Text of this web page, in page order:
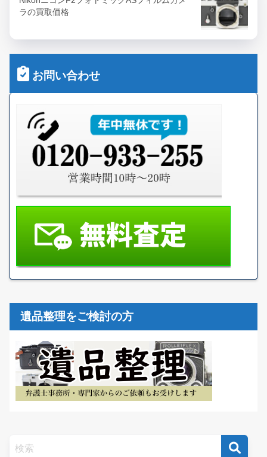
ラの買取価格
お問い合わせ
遺品整理をご検討の方